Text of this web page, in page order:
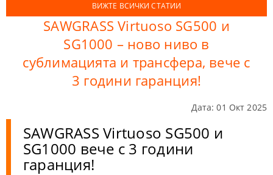
ВИЖТЕ ВСИЧКИ СТАТИИ
SAWGRASS Virtuoso SG500 и
SG1000 – ново ниво в
сублимацията и трансфера, вече с
3 години гаранция!
Дата: 01 Окт 2025
SAWGRASS Virtuoso SG500 и
SG1000 вече с 3 години
гаранция!